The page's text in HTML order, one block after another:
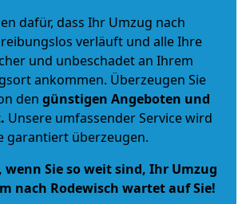
dafür, dass Ihr Umzug nach
verläuft und alle Ihre
und unbeschadet an Ihrem
ankommen. Überzeugen Sie
den günstigen Angeboten und
. Unsere umfassender Service wird
garantiert überzeugen.
wenn Sie so weit sind, Ihr Umzug
nach Rodewisch wartet auf Sie!